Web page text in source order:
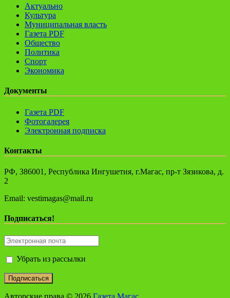
Актуально
Культура
Муниципальная власть
Газета PDF
Общество
Политика
Спорт
Экономика
Документы
Газета PDF
Фотогалерея
Электронная подписка
Контакты
РФ, 386001, Республика Ингушетия, г.Магас, пр-т Зязикова, д.
2
Email: vestimagas@mail.ru
Подписаться!
Убрать из рассылки
Авторские права © 2026 Газета Магас